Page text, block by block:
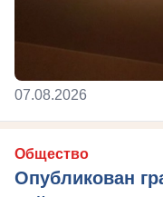
07.08.2026
Общество
Опубликован